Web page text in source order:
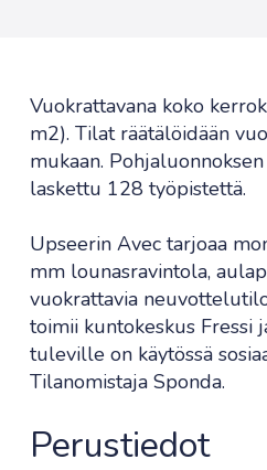
Vuokrattavana koko
m2). Tilat räätälöidään
mukaan.
laskettu 128 työpistettä.
Upseerin Avec tarjoaa
mm lounasravintola,
vuokrattavia
toimii kuntokeskus Fressi
tuleville on käytössä
Tilanomistaja Sponda.
Perustiedot